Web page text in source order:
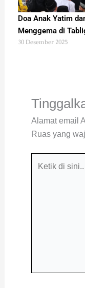
Doa Anak Yatim
Menggema di
30 Desember 2025
Alamat email
Ruas yang